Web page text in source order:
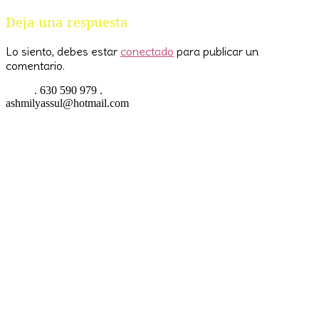
Deja una respuesta
Lo siento, debes estar conectado para publicar un
comentario.
. 630 590 979 .
ashmilyassul@hotmail.com